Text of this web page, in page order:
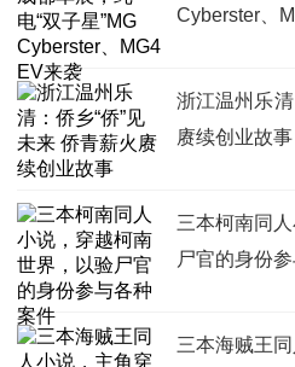
Cyberster、
浙江温州乐
赓续创业故事
三本柯南同
尸官的身份
三本海贼王